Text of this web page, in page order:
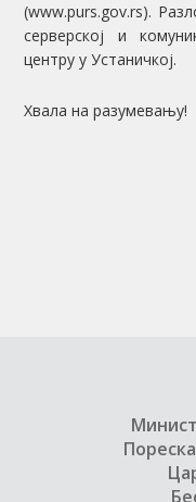
(www.purs.gov.rs).
серверској и
центру у Устаничкој.
Хвала на разумевању!